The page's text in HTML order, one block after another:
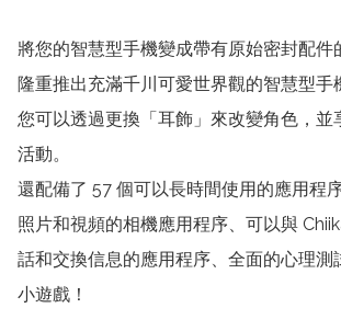
將您的智慧型手機變成帶有原始密封配件
隆重推出充滿千川可愛世界觀的智慧型手
您可以透過更換「耳飾」來改變角色，並
活動。
還配備了 57 個可以長時間使用的應用程
照片和視頻的相機應用程序、可以與
話和交換信息的應用程序、全面的心理測
小遊戲！